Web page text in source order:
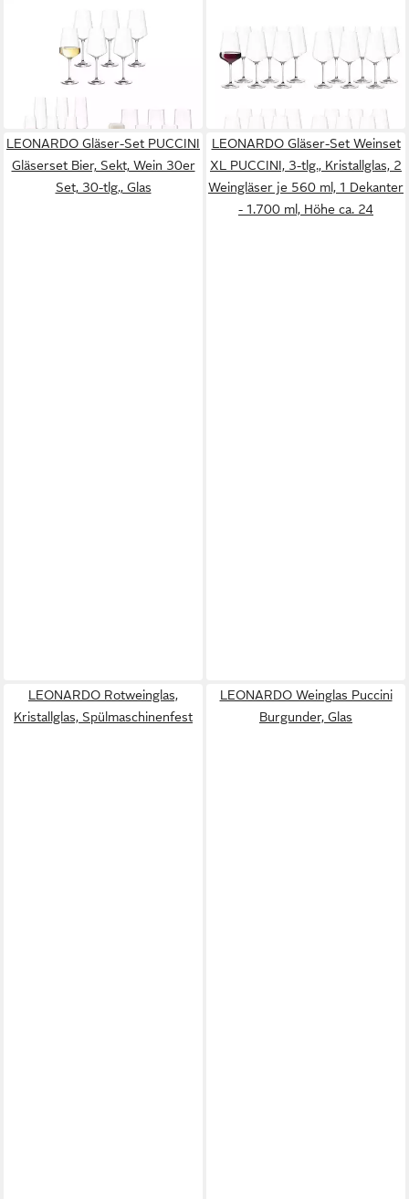
Gläser-Set Puccini Wein Bier
Sekt Gläserset 18er Set
in 2-3 Werktagen bei dir
Gläser-Set Puccini Rotwein-
und Weißweingläser 24er Set
151,45 € UVP 166,80 €
-9%
in 2-3 Werktagen bei dir
LEONARDO Gläser-Set PUCCINI
Gläserset Bier, Sekt, Wein 30er
Set, 30-tlg., Glas
LEONARDO Gläser-Set Weinset
XL PUCCINI, 3-tlg., Kristallglas, 2
Weingläser je 560 ml, 1 Dekanter
- 1.700 ml, Höhe ca. 24
LEONARDO Rotweinglas,
Kristallglas, Spülmaschinenfest
LEONARDO Weinglas Puccini
Burgunder, Glas